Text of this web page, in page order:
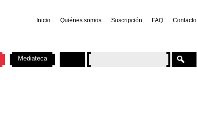
Inicio Quiénes somos Suscripción FAQ Contacto
Mediateca